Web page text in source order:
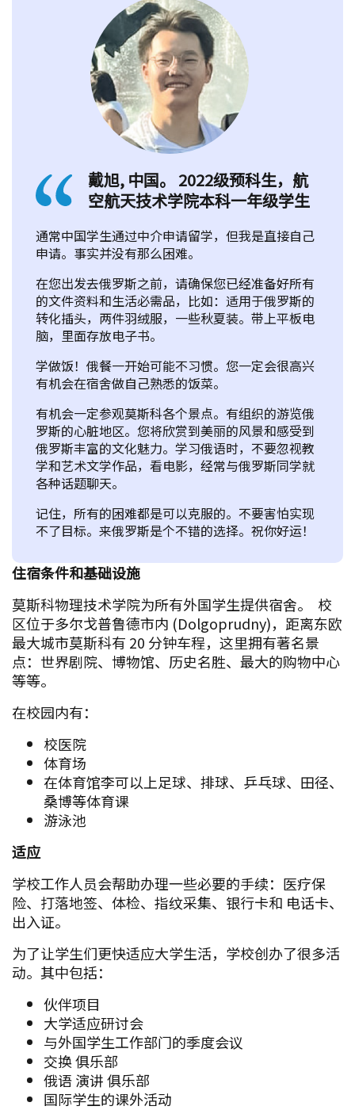
戴旭, 中国。 2022级预科生，航
空航天技术学院本科一年级学生
通常中国学生通过中介申请留学，但我是直接自己
申请。事实并没有那么困难。
在您出发去俄罗斯之前，请确保您已经准备好所有
的文件资料和生活必需品，比如：适用于俄罗斯的
转化插头，两件羽绒服，一些秋夏装。带上平板电
脑，里面存放电子书。
学做饭！俄餐一开始可能不习惯。您一定会很高兴
有机会在宿舍做自己熟悉的饭菜。
有机会一定参观莫斯科各个景点。有组织的游览俄
罗斯的心脏地区。您将欣赏到美丽的风景和感受到
俄罗斯丰富的文化魅力。学习俄语时，不要忽视教
学和艺术文学作品，看电影，经常与俄罗斯同学就
各种话题聊天。
记住，所有的困难都是可以克服的。不要害怕实现
不了目标。来俄罗斯是个不错的选择。祝你好运！
住宿条件和基础设施
莫斯科物理技术学院为所有外国学生提供宿舍。 校
区位于多尔戈普鲁德市内 (Dolgoprudny)，距离东欧
最大城市莫斯科有 20 分钟车程，这里拥有著名景
点：世界剧院、博物馆、历史名胜、最大的购物中心
等等。
在校园内有：
校医院
体育场
在体育馆李可以上足球、排球、乒乓球、田径、
桑博等体育课
游泳池
适应
学校工作人员会帮助办理一些必要的手续：医疗保
险、打落地签、体检、指纹采集、银行卡和 电话卡、
出入证。
为了让学生们更快适应大学生活，学校创办了很多活
动。其中包括：
伙伴项目
大学适应研讨会
与外国学生工作部门的季度会议
交换 俱乐部
俄语 演讲 俱乐部
国际学生的课外活动